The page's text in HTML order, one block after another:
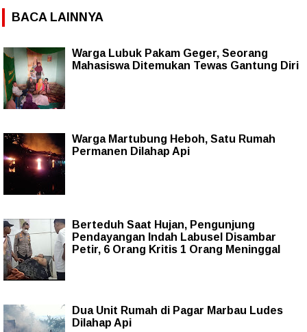
BACA LAINNYA
Warga Lubuk Pakam Geger, Seorang
Mahasiswa Ditemukan Tewas Gantung Diri
Warga Martubung Heboh, Satu Rumah
Permanen Dilahap Api
Berteduh Saat Hujan, Pengunjung
Pendayangan Indah Labusel Disambar
Petir, 6 Orang Kritis 1 Orang Meninggal
Dua Unit Rumah di Pagar Marbau Ludes
Dilahap Api